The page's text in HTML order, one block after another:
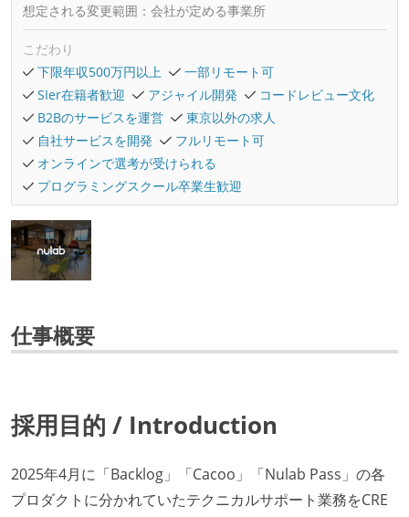
想定される変更範囲： 会社が定める事業所
こだわり
下限年収500万円以上
一部リモート可
SIer在籍者歓迎
アジャイル開発
コードレビュー文化
B2Bのサービスを運営
東京以外の求人
自社サービスを開発
フルリモート可
オンラインで選考が受けられる
プログラミングスクール卒業生歓迎
仕事概要
採用目的 / Introduction
2025年4月に「Backlog」「Cacoo」「Nulab Pass」の各
プロダクトに分かれていたテクニカルサポート業務をCRE